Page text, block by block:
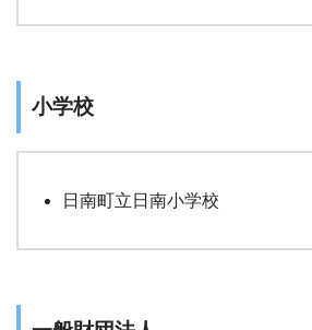
小学校
日南町立日南小学校